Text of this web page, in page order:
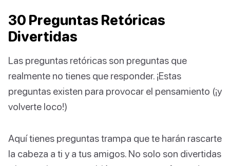
30 Preguntas Retóricas
Divertidas
Las preguntas retóricas son preguntas que
realmente no tienes que responder. ¡Estas
preguntas existen para provocar el pensamiento (¡y
volverte loco!)
Aquí tienes preguntas trampa que te harán rascarte
la cabeza a ti y a tus amigos. No solo son divertidas